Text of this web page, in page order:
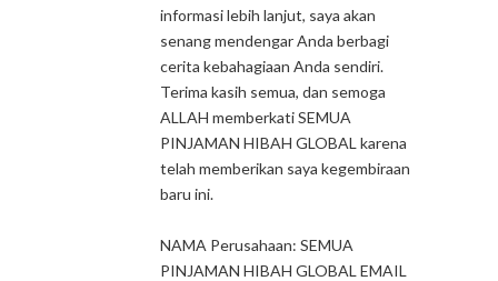
informasi lebih lanjut, saya akan
senang mendengar Anda berbagi
cerita kebahagiaan Anda sendiri.
Terima kasih semua, dan semoga
ALLAH memberkati SEMUA
PINJAMAN HIBAH GLOBAL karena
telah memberikan saya kegembiraan
baru ini.
NAMA Perusahaan: SEMUA
PINJAMAN HIBAH GLOBAL EMAIL